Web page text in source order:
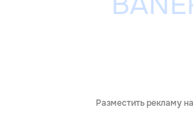
Разместить рекламу